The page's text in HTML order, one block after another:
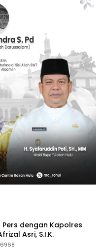
dengan Kapolres
Asri, S.I.K.